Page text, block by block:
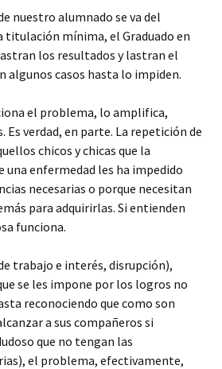
nuestro alumnado se va del
mínima, el Graduado en
los resultados y lastran el
algunos casos hasta lo impiden.
el problema, lo amplifica,
Es verdad, en parte. La repetición de
chicos y chicas que la
una enfermedad les ha impedido
necesarias o porque necesitan
para adquirirlas. Si entienden
funciona.
trabajo e interés, disrupción),
se les impone por los logros no
reconociendo que como son
a sus compañeros si
que no tengan las
el problema, efectivamente,